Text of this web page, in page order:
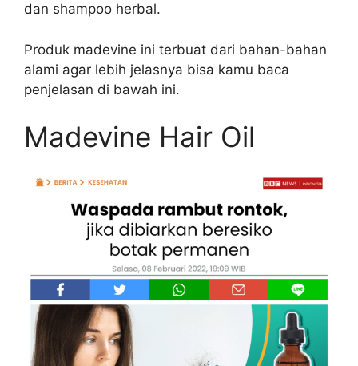
dan shampoo herbal.
Produk madevine ini terbuat dari bahan-bahan
alami agar lebih jelasnya bisa kamu baca
penjelasan di bawah ini.
Madevine Hair Oil